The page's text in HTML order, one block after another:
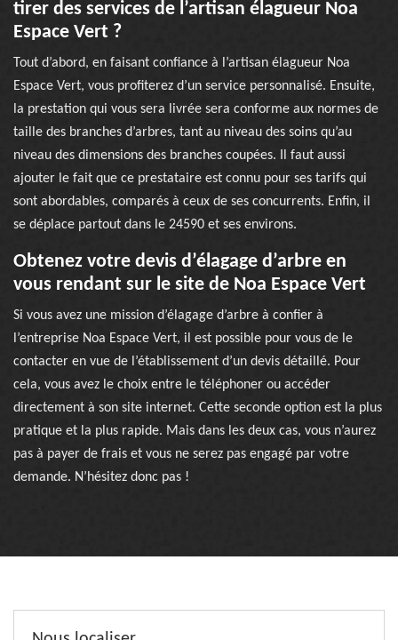
tirer des services de l’artisan élagueur Noa
Espace Vert ?
Tout d’abord, en faisant confiance à l’artisan élagueur Noa
Espace Vert, vous profiterez d’un service personnalisé. Ensuite,
la prestation qui vous sera livrée sera conforme aux normes de
taille des branches d’arbres, tant au niveau des soins qu’au
niveau des dimensions des branches coupées. Il faut aussi
ajouter le fait que ce prestataire est connu pour ses tarifs qui
sont abordables, comparés à ceux de ses concurrents. Enfin, il
se déplace partout dans le 24590 et ses environs.
Obtenez votre devis d’élagage d’arbre en
vous rendant sur le site de Noa Espace Vert
Si vous avez une mission d’élagage d’arbre à confier à
l’entreprise Noa Espace Vert, il est possible pour vous de le
contacter en vue de l’établissement d’un devis détaillé. Pour
cela, vous avez le choix entre le téléphoner ou accéder
directement à son site internet. Cette seconde option est la plus
pratique et la plus rapide. Mais dans les deux cas, vous n’aurez
pas à payer de frais et vous ne serez pas engagé par votre
demande. N’hésitez donc pas !